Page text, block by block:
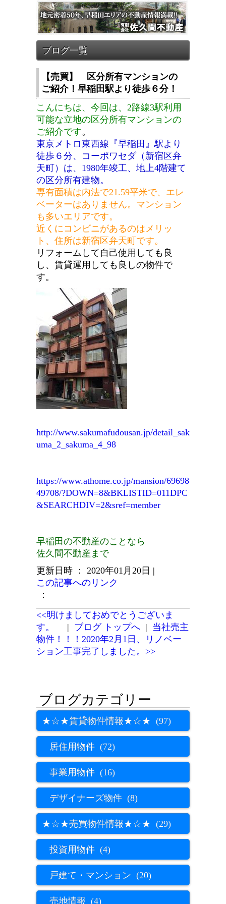
【売買】 区分所有マンションの
ご紹介！早稲田駅より徒歩６分！
こんにちは、今回は、2路線3駅利用
可能な立地の区分所有マンションの
ご紹介です。
東京メトロ東西線『早稲田』駅より
徒歩６分、 コーポワセダ（新宿区弁
天町）は、1980年竣工、地上4階建て
の区分所有建物。
専有面積は内法で21.59平米で、エレ
ベーターはありません。マンション
も多いエリアです。
近くにコンビニがあるのはメリッ
ト、住所は新宿区弁天町です。
リフォームして自己使用しても良
し、賃貸運用しても良しの物件で
す。
http://www.sakumafudousan.jp/detail_sak
uma_2_sakuma_4_98
https://www.athome.co.jp/mansion/69698
49708/?DOWN=8&BKLISTID=011DPC
&SEARCHDIV=2&sref=member
早稲田の不動産のことなら
佐久間不動産まで
更新日時 ： 2020年01月20日 |
この記事へのリンク
：
<<明けましておめでとうございま
す。
| ブログ トップへ | 当社売主
物件！！！2020年2月1日、リノベー
ション工事完了しました。>>
★☆★賃貸物件情報★☆★ (97)
居住用物件 (72)
事業用物件 (16)
デザイナーズ物件 (8)
★☆★売買物件情報★☆★ (29)
投資用物件 (4)
戸建て・マンション (20)
売地情報 (4)